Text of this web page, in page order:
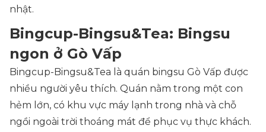
nhật.
Bingcup-Bingsu&Tea: Bingsu
ngon ở Gò Vấp
Bingcup-Bingsu&Tea là quán bingsu Gò Vấp được
nhiều người yêu thích. Quán nằm trong một con
hẻm lớn, có khu vực máy lạnh trong nhà và chỗ
ngồi ngoài trời thoáng mát để phục vụ thực khách.